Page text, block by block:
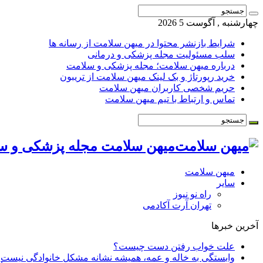
چهارشنبه , آگوست 5 2026
شرایط بازنشر محتوا در میهن سلامت از رسانه ها
سلب مسئولیت مجله پزشکی و درمانی
درباره میهن سلامت؛ مجله پزشکی و سلامت
خرید رپورتاژ و بک لینک میهن سلامت از تریبون
حریم شخصی کاربران میهن سلامت
تماس و ارتباط با تیم میهن سلامت
میهن سلامت مجله پزشکی و
میهن سلامت
سایر
راه نو نیوز
تهران آرت آکادمی
آخرین خبرها
علت خواب رفتن دست چیست؟
وابستگی به خاله و عمه، همیشه نشانه مشکل خانوادگی نیست